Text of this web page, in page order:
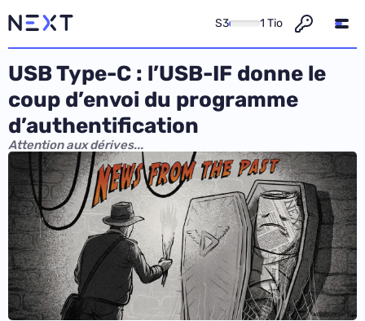
S3 1 Tio
USB Type-C : l’USB-IF donne le
coup d’envoi du programme
d’authentification
Attention aux dérives...